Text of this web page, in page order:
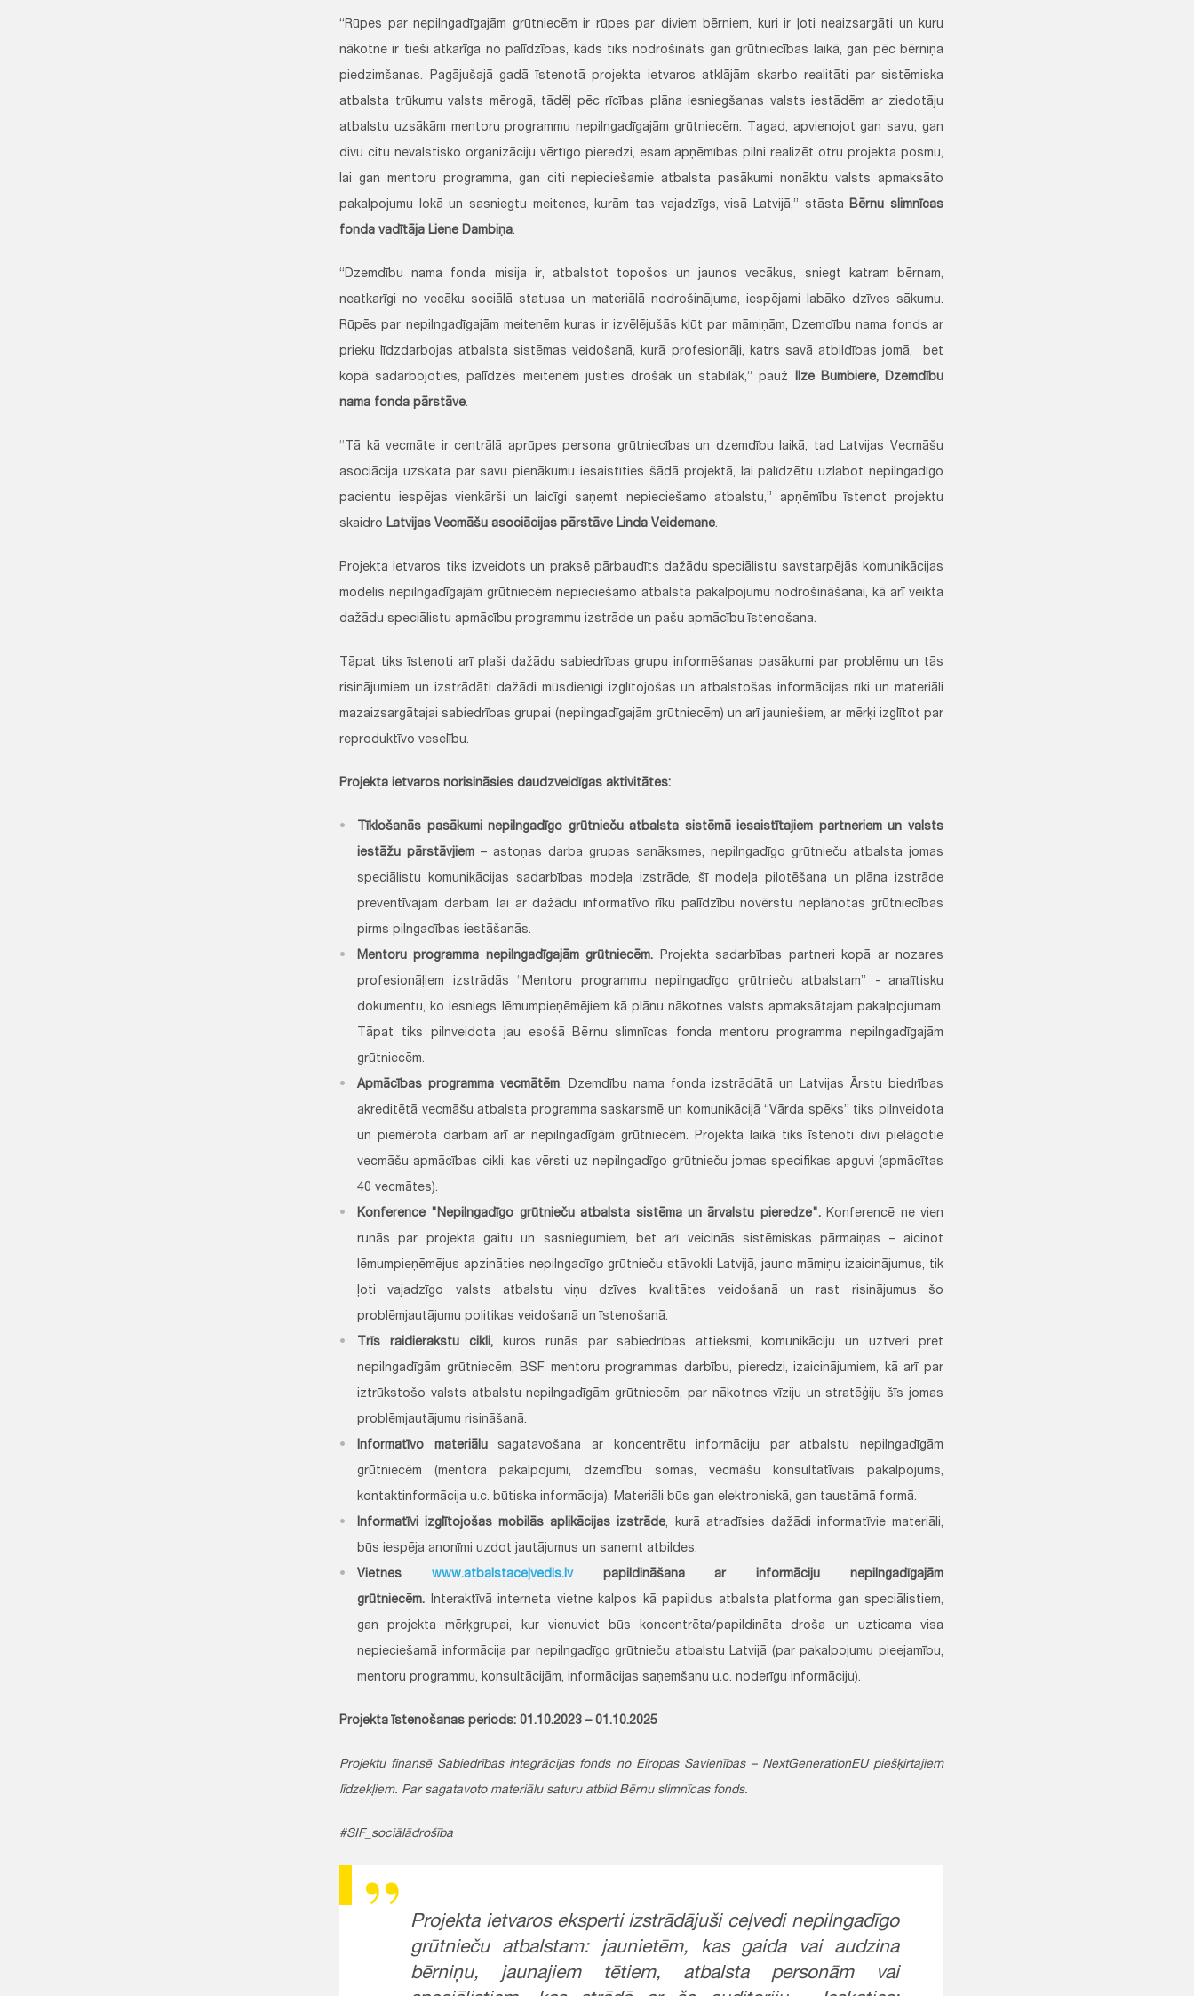
“Rūpes par nepilngadīgajām grūtniecēm ir rūpes par diviem bērniem, kuri ir ļoti neaizsargāti un kuru
nākotne ir tieši atkarīga no palīdzības, kāds tiks nodrošināts gan grūtniecības laikā, gan pēc bērniņa
piedzimšanas. Pagājušajā gadā īstenotā projekta ietvaros atklājām skarbo realitāti par sistēmiska
atbalsta trūkumu valsts mērogā, tādēļ pēc rīcības plāna iesniegšanas valsts iestādēm ar ziedotāju
atbalstu uzsākām mentoru programmu nepilngadīgajām grūtniecēm. Tagad, apvienojot gan savu, gan
divu citu nevalstisko organizāciju vērtīgo pieredzi, esam apņēmības pilni realizēt otru projekta posmu,
lai gan mentoru programma, gan citi nepieciešamie atbalsta pasākumi nonāktu valsts apmaksāto
pakalpojumu lokā un sasniegtu meitenes, kurām tas vajadzīgs, visā Latvijā,” stāstaBērnu slimnīcas
fonda vadītāja Liene Dambiņa.
“Dzemdību nama fonda misija ir, atbalstot topošos un jaunos vecākus, sniegt katram bērnam,
neatkarīgi no vecāku sociālā statusa un materiālā nodrošinājuma, iespējami labāko dzīves sākumu.
Rūpēs par nepilngadīgajām meitenēm kuras ir izvēlējušās kļūt par māmiņām, Dzemdību nama fonds ar
prieku līdzdarbojas atbalsta sistēmas veidošanā, kurā profesionāļi, katrs savā atbildības jomā, bet
kopā sadarbojoties, palīdzēs meitenēm justies drošāk un stabilāk,” pauž Ilze Bumbiere, Dzemdību
nama fonda pārstāve.
“Tā kā vecmāte ir centrālā aprūpes persona grūtniecības un dzemdību laikā, tad Latvijas Vecmāšu
asociācija uzskata par savu pienākumu iesaistīties šādā projektā, lai palīdzētu uzlabot nepilngadīgo
pacientu iespējas vienkārši un laicīgi saņemt nepieciešamo atbalstu,” apņēmību īstenot projektu
skaidro Latvijas Vecmāšu asociācijas pārstāve Linda Veidemane.
Projekta ietvaros tiks izveidots un praksē pārbaudīts dažādu speciālistu savstarpējās komunikācijas
modelis nepilngadīgajām grūtniecēm nepieciešamo atbalsta pakalpojumu nodrošināšanai, kā arī veikta
dažādu speciālistu apmācību programmu izstrāde un pašu apmācību īstenošana.
Tāpat tiks īstenoti arī plaši dažādu sabiedrības grupu informēšanas pasākumi par problēmu un tās
risinājumiem un izstrādāti dažādi mūsdienīgi izglītojošas un atbalstošas informācijas rīki un materiāli
mazaizsargātajai sabiedrības grupai (nepilngadīgajām grūtniecēm) un arī jauniešiem, ar mērķi izglītot par
reproduktīvo veselību.
Projekta ietvaros norisināsies daudzveidīgas aktivitātes:
Tīklošanās pasākumi nepilngadīgo grūtnieču atbalsta sistēmā iesaistītajiem partneriem un valsts
iestāžu pārstāvjiem – astoņas darba grupas sanāksmes, nepilngadīgo grūtnieču atbalsta jomas
speciālistu komunikācijas sadarbības modeļa izstrāde, šī modeļa pilotēšana un plāna izstrāde
preventīvajam darbam, lai ar dažādu informatīvo rīku palīdzību novērstu neplānotas grūtniecības
pirms pilngadības iestāšanās.
Mentoru programma nepilngadīgajām grūtniecēm. Projekta sadarbības partneri kopā ar nozares
profesionāļiem izstrādās “Mentoru programmu nepilngadīgo grūtnieču atbalstam” - analītisku
dokumentu, ko iesniegs lēmumpieņēmējiem kā plānu nākotnes valsts apmaksātajam pakalpojumam.
Tāpat tiks pilnveidota jau esošā Bērnu slimnīcas fonda mentoru programma nepilngadīgajām
grūtniecēm.
Apmācības programma vecmātēm. Dzemdību nama fonda izstrādātā un Latvijas Ārstu biedrības
akreditētā vecmāšu atbalsta programma saskarsmē un komunikācijā “Vārda spēks” tiks pilnveidota
un piemērota darbam arī ar nepilngadīgām grūtniecēm. Projekta laikā tiks īstenoti divi pielāgotie
vecmāšu apmācības cikli, kas vērsti uz nepilngadīgo grūtnieču jomas specifikas apguvi (apmācītas
40 vecmātes).
Konference "Nepilngadīgo grūtnieču atbalsta sistēma un ārvalstu pieredze".Konferencē ne vien
runās par projekta gaitu un sasniegumiem, bet arī veicinās sistēmiskas pārmaiņas – aicinot
lēmumpieņēmējus apzināties nepilngadīgo grūtnieču stāvokli Latvijā, jauno māmiņu izaicinājumus, tik
ļoti vajadzīgo valsts atbalstu viņu dzīves kvalitātes veidošanā un rast risinājumus šo
problēmjautājumu politikas veidošanā un īstenošanā.
Trīs raidierakstu cikli, kuros runās par sabiedrības attieksmi, komunikāciju un uztveri pret
nepilngadīgām grūtniecēm, BSF mentoru programmas darbību, pieredzi, izaicinājumiem, kā arī par
iztrūkstošo valsts atbalstu nepilngadīgām grūtniecēm, par nākotnes vīziju un stratēģiju šīs jomas
problēmjautājumu risināšanā.
Informatīvo materiālusagatavošana ar koncentrētu informāciju par atbalstu nepilngadīgām
grūtniecēm (mentora pakalpojumi, dzemdību somas, vecmāšu konsultatīvais pakalpojums,
kontaktinformācija u.c. būtiska informācija). Materiāli būs gan elektroniskā, gan taustāmā formā.
Informatīvi izglītojošas mobilās aplikācijas izstrāde, kurā atradīsies dažādi informatīvie materiāli,
būs iespēja anonīmi uzdot jautājumus un saņemt atbildes.
Vietnes www.atbalstaceļvedis.lvpapildināšana ar informāciju nepilngadīgajām
grūtniecēm. Interaktīvā interneta vietne kalpos kā papildus atbalsta platforma gan speciālistiem,
gan projekta mērķgrupai, kur vienuviet būs koncentrēta/papildināta droša un uzticama visa
nepieciešamā informācija par nepilngadīgo grūtnieču atbalstu Latvijā (par pakalpojumu pieejamību,
mentoru programmu, konsultācijām, informācijas saņemšanu u.c. noderīgu informāciju).
Projekta īstenošanas periods: 01.10.2023 – 01.10.2025
Projektu finansē Sabiedrības integrācijas fonds no Eiropas Savienības – NextGenerationEU piešķirtajiem
līdzekļiem. Par sagatavoto materiālu saturu atbild Bērnu slimnīcas fonds.
#SIF_sociālādrošība
Projekta ietvaros eksperti izstrādājuši ceļvedi nepilngadīgo
grūtnieču atbalstam: jaunietēm, kas gaida vai audzina
bērniņu, jaunajiem tētiem, atbalsta personām vai